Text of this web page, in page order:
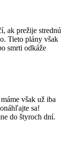
ak prežije strednú
Tieto plány však
smrti odkáže
však už iba
sa!
do štyroch dní.